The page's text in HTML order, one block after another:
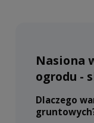
Nasiona
ogrodu -
Dlaczego